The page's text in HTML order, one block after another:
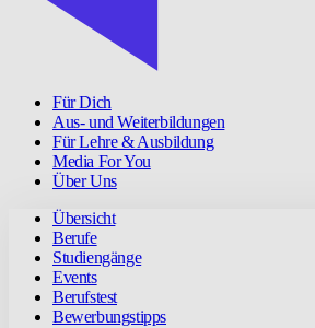
Für Dich
Aus- und Weiterbildungen
Für Lehre & Ausbildung
Media For You
Über Uns
Übersicht
Berufe
Studiengänge
Events
Berufstest
Bewerbungstipps